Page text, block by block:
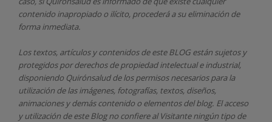
contenido inapropiado o ilícito, procederá a su eliminación de
forma inmediata.
Los textos, artículos y contenidos de este BLOG están sujetos y
protegidos por derechos de propiedad intelectual e industrial,
disponiendo Quirónsaludde los permisos necesarios para la
utilización de las imágenes, fotografías, textos, diseños,
animaciones y demás contenido o elementos del blog. El acceso
y utilización de este Blog no confiere al Visitante ningún tipo de